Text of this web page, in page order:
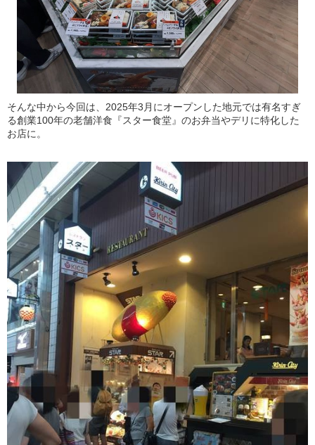
そんな中から今回は、2025年3月にオープンした地元では有名すぎ
る創業100年の老舗洋食『スター食堂』のお弁当やデリに特化した
お店に。